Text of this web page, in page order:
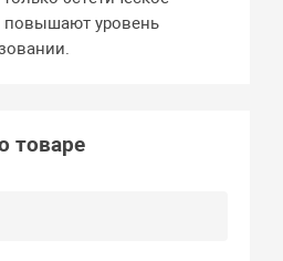
повышают уровень
товаре